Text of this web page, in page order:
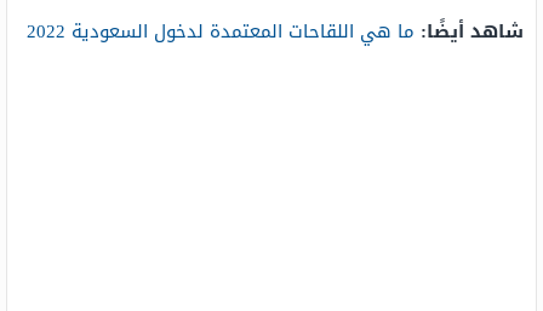
شاهد أيضًا: ما هي اللقاحات المعتمدة لدخول السعودية 2022